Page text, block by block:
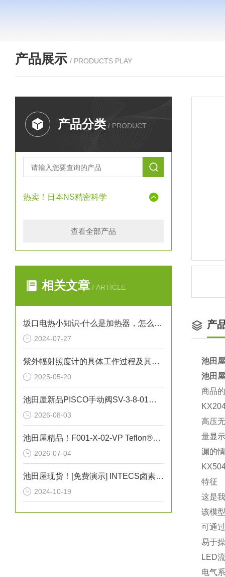
产品展示 / PRODUCTS PLAY
产品分类 / PRODUCT
热卖！日本NS精密科学
查看全部产品
相关文章 / ARTICLE
坂口电热小知识-什么是加热器，怎么保养加热器
2024-07-27
紫外幅射照度计的具体工作过程及其应用
2025-05-20
池田屋新品PISCO手动阀SV-3-8-01正式发布
2026-08-03
池田屋精品！F001-X-02-VP Teflon®真空吸笔技术参数与应用解析
2026-07-04
池田屋现货！[免费演示] INTECS卤素灯UIH-3D灰尘照射检测灯
2024-10-19
产
池田
池田
商品
高压
量显
漏的
特征
这是
该模
可通
易于
LED
电气